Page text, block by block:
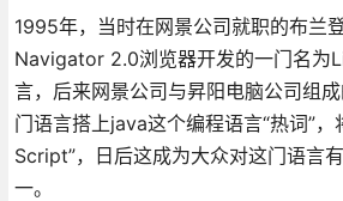
1995年，当时在网景公司就职的布兰
Navigator 2.0浏览器开发的一门名为
言，后来网景公司与昇阳电脑公司组
门语言搭上java这个编程语言“热词”
Script”，日后这成为大众对这门语言
一。